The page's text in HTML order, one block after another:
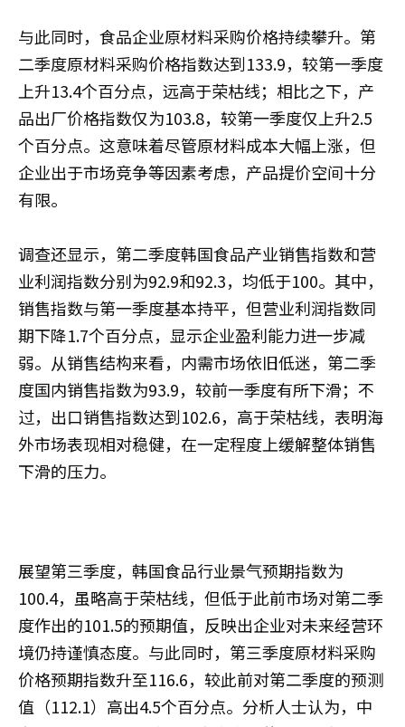
与此同时，食品企业原材料采购价格持续攀升。第
二季度原材料采购价格指数达到133.9，较第一季度
上升13.4个百分点，远高于荣枯线；相比之下，产
品出厂价格指数仅为103.8，较第一季度仅上升2.5
个百分点。这意味着尽管原材料成本大幅上涨，但
企业出于市场竞争等因素考虑，产品提价空间十分
有限。
调查还显示，第二季度韩国食品产业销售指数和营
业利润指数分别为92.9和92.3，均低于100。其中，
销售指数与第一季度基本持平，但营业利润指数同
期下降1.7个百分点，显示企业盈利能力进一步减
弱。从销售结构来看，内需市场依旧低迷，第二季
度国内销售指数为93.9，较前一季度有所下滑；不
过，出口销售指数达到102.6，高于荣枯线，表明海
外市场表现相对稳健，在一定程度上缓解整体销售
下滑的压力。
展望第三季度，韩国食品行业景气预期指数为
100.4，虽略高于荣枯线，但低于此前市场对第二季
度作出的101.5的预期值，反映出企业对未来经营环
境仍持谨慎态度。与此同时，第三季度原材料采购
价格预期指数升至116.6，较此前对第二季度的预测
值（112.1）高出4.5个百分点。分析人士认为，中